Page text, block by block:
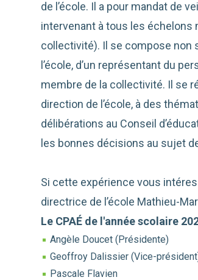
de l’école. Il a pour mandat de
intervenant à tous les échelons
collectivité). Il se compose non
l’école, d’un représentant du
membre de la collectivité. Il se
direction de l’école, à des
délibérations au Conseil
les bonnes décisions au sujet
Si cette expérience vous
directrice de l’école Mathieu-
Le CPAÉ de l'année scolaire
Angèle Doucet (Présidente)
Geoffroy Dalissier (Vice-
Pascale Flavien